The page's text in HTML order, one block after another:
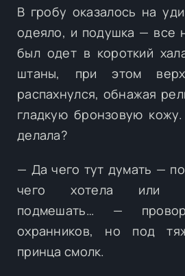
В гробу оказалось на
одеяло, и подушка — все
был одет в короткий
штаны, при этом
распахнулся, обнажая
гладкую бронзовую
делала?
— Да чего тут думать —
чего хотела или в
подмешать… —
охранников, но под
принца смолк.